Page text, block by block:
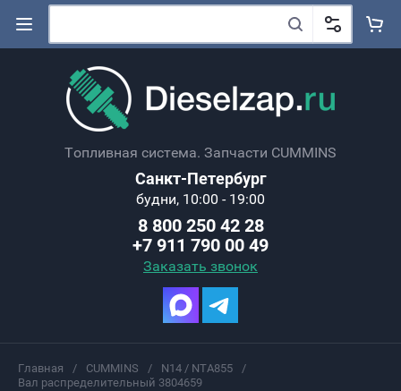
Топливная система. Запчасти CUMMINS
Санкт-Петербург
будни, 10:00 - 19:00
8 800 250 42 28
+7 911 790 00 49
Заказать звонок
Главная / CUMMINS / N14 / NTA855
/
Вал распределительный 3804659